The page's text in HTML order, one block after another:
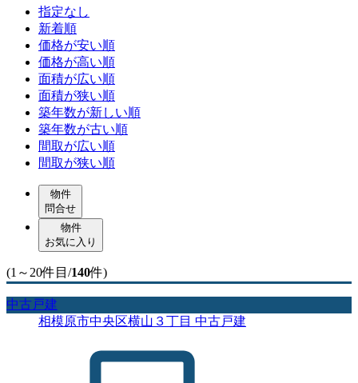
指定なし
新着順
価格が安い順
価格が高い順
面積が広い順
面積が狭い順
築年数が新しい順
築年数が古い順
間取が広い順
間取が狭い順
物件
問合せ
物件
お気に入り
(1～20件目/140件)
中古戸建
相模原市中央区横山３丁目 中古戸建